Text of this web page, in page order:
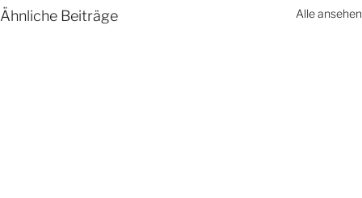
Ähnliche Beiträge Alle ansehen